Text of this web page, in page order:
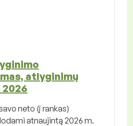
atlyginimų
neto (į rankas)
atnaujintą 2026 m.